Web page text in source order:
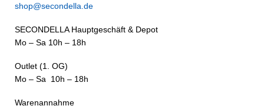
shop@secondella.de
SECONDELLA Hauptgeschäft & Depot
Mo – Sa 10h – 18h
Outlet (1. OG)
Mo – Sa 10h – 18h
Warenannahme